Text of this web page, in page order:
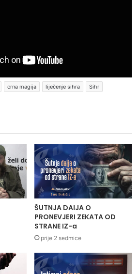
crna magija liječenje sihra Sihr
ŠUTNJA DAIJA O
PRONEVJERI ZEKATA OD
STRANE IZ-a
prije 2 sedmice